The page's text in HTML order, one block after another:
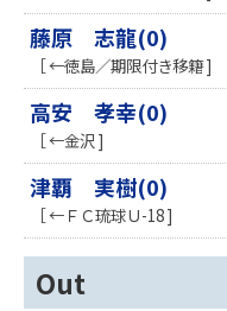
藤原 志龍(0)
［ ←徳島／期限付き移籍 ]
高安 孝幸(0)
［ ←金沢 ]
津覇 実樹(0)
［ ←ＦＣ琉球Ｕ-18 ]
Out